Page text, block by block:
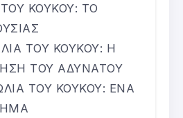
ΚΟΥΚΟΥ: ΤΟ
ΤΟΥ ΚΟΥΚΟΥ: Η
ΤΟΥ ΑΔΥΝΑΤΟΥ
ΤΟΥ ΚΟΥΚΟΥ: ΕΝΑ